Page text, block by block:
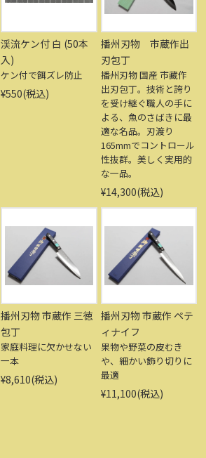
渓流ケン付 白 (50本
入)
ケン付で餌ズレ防止
¥550(税込)
播州刃物 市蔵作出
刃包丁
播州刃物 国産 市藏作
出刃包丁。技術と誇り
を受け継ぐ職人の手に
よる、魚のさばきに最
適な名品。刃渡り
165mmでコントロール
性抜群。美しく実用的
な一品。
¥14,300(税込)
播州刃物 市蔵作 三徳
包丁
家庭料理に欠かせない
一本
¥8,610(税込)
播州刃物 市蔵作 ペテ
ィナイフ
果物や野菜の皮むき
や、細かい飾り切りに
最適
¥11,100(税込)